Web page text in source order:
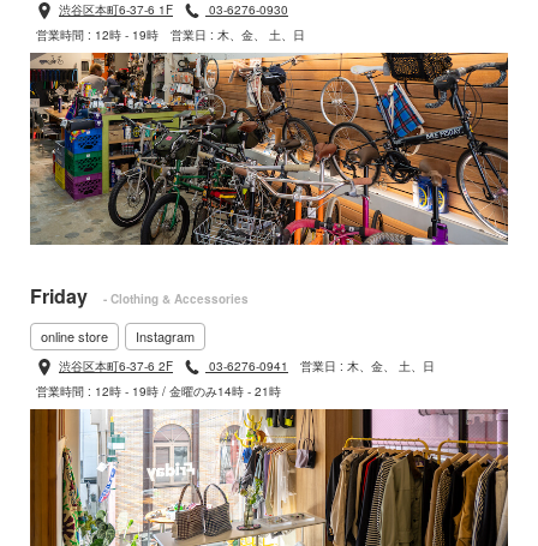
渋谷区本町6-37-6 1F
03-6276-0930
営業時間 : 12時 - 19時
営業日 : 木、金、 土、日
Friday - Clothing & Accessories
online store Instagram
渋谷区本町6-37-6 2F 03-6276-0941
営業日 : 木、金、 土、日
営業時間 : 12時 - 19時 / 金曜のみ14時 - 21時